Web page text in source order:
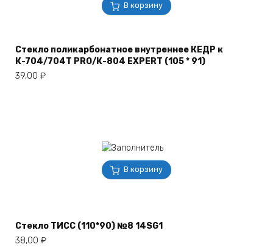
В корзину
Стекло поликарбонатное внутреннее КЕДР к
К-704/704Т PRO/К-804 EXPERT (105 * 91)
39,00 ₽
В корзину
Стекло ТИСС (110*90) №8 14SG1
38,00 ₽